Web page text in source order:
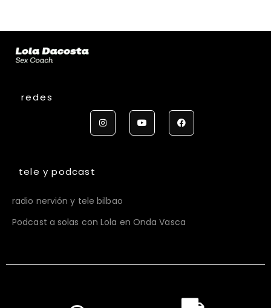
redes
tele y podcast
radio nervión y tele bilbao
Podcast a solas con Lola en Onda Vasca